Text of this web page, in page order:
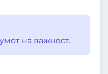
на важност.